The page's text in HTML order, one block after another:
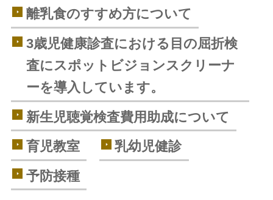
離乳食のすすめ方について
3歳児健康診査における目の屈折検
査にスポットビジョンスクリーナ
ーを導入しています。
新生児聴覚検査費用助成について
育児教室
乳幼児健診
予防接種